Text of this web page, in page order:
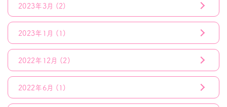
2023年3月 (2)
2023年1月 (1)
2022年12月 (2)
2022年6月 (1)